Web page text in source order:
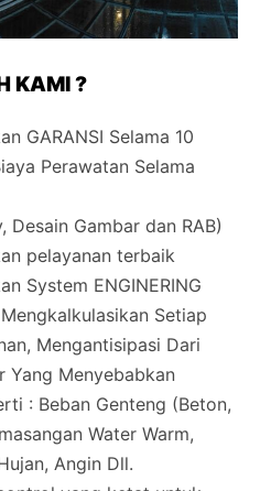
KAMI ?
GARANSI Selama 10
Perawatan Selama
Desain Gambar dan RAB)
pelayanan terbaik
System ENGINERING
Setiap
Mengantisipasi Dari
Yang Menyebabkan
: Beban Genteng (Beton,
Water Warm,
Angin Dll.